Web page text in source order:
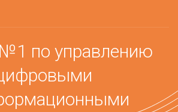
по управлению